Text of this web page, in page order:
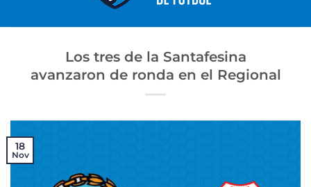
Los tres de la Santafesina
avanzaron de ronda en el Regional
18
Nov